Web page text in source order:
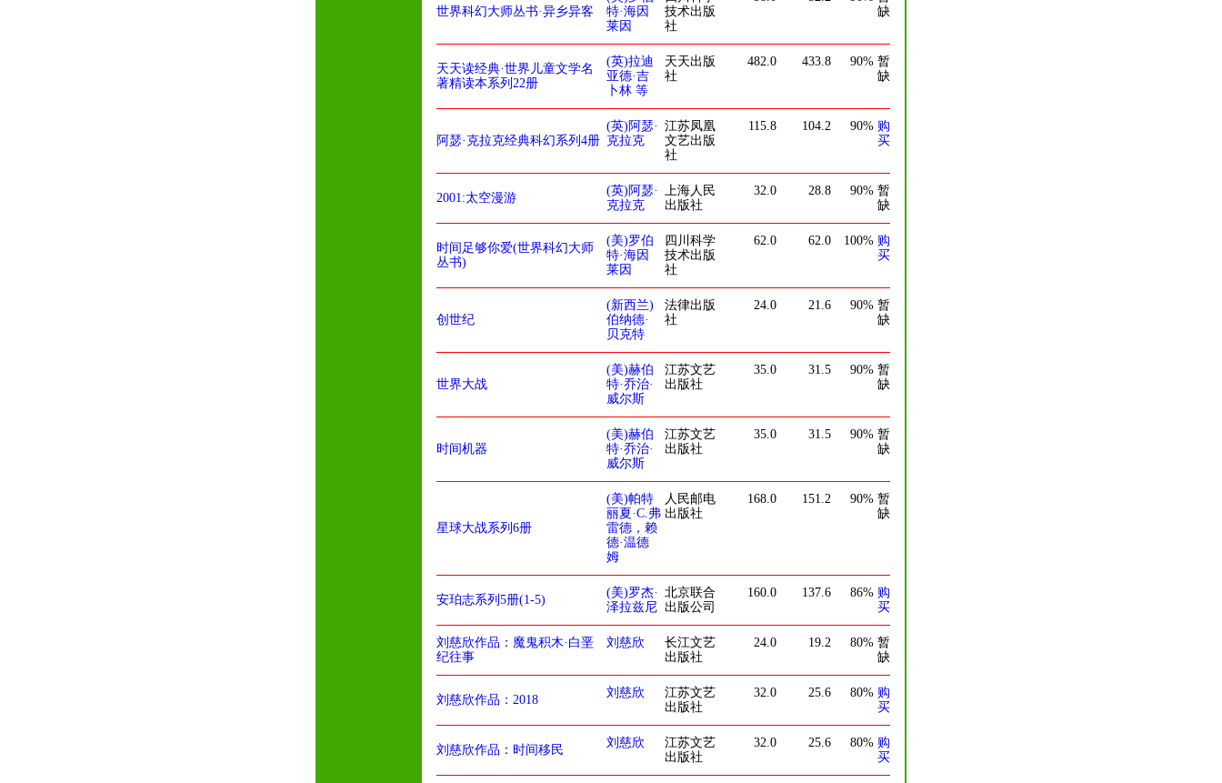
世界科幻大师丛书·异乡异客
特·海因
莱因
技术出版
社
缺
天天读经典·世界儿童文学名
著精读本系列22册
(英)拉迪
亚德·吉
卜林 等
天天出版
社
482.0 433.8 90% 暂
缺
阿瑟·克拉克经典科幻系列4册
(英)阿瑟·
克拉克
江苏凤凰
文艺出版
社
115.8 104.2 90% 购
买
2001:太空漫游
(英)阿瑟·
克拉克
上海人民
出版社
32.0 28.8 90% 暂
缺
时间足够你爱(世界科幻大师
丛书)
(美)罗伯
特·海因
莱因
四川科学
技术出版
社
62.0 62.0 100% 购
买
创世纪
(新西兰)
伯纳德·
贝克特
法律出版
社
24.0 21.6 90% 暂
缺
世界大战
(美)赫伯
特·乔治·
威尔斯
江苏文艺
出版社
35.0 31.5 90% 暂
缺
时间机器
(美)赫伯
特·乔治·
威尔斯
江苏文艺
出版社
35.0 31.5 90% 暂
缺
星球大战系列6册
(美)帕特
丽夏·C.弗
雷德，赖
德·温德
姆
人民邮电
出版社
168.0 151.2 90% 暂
缺
安珀志系列5册(1-5)
(美)罗杰·
泽拉兹尼
北京联合
出版公司
160.0 137.6 86% 购
买
刘慈欣作品：魔鬼积木·白垩
纪往事
刘慈欣
长江文艺
出版社
24.0 19.2 80% 暂
缺
刘慈欣作品：2018
刘慈欣
江苏文艺
出版社
32.0 25.6 80% 购
买
刘慈欣作品：时间移民
刘慈欣
江苏文艺
出版社
32.0 25.6 80% 购
买